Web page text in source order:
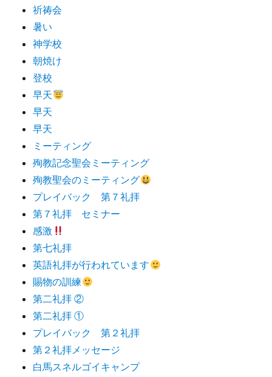
祈祷会
暑い
神学校
朝焼け
登校
早天
早天
早天
ミーティング
殉教記念聖会ミーティング
殉教聖会のミーティング
プレイバック 第７礼拝
第７礼拝 セミナー
感激
第七礼拝
英語礼拝が行われています
賜物の訓練
第二礼拝 ②
第二礼拝 ①
プレイバック 第２礼拝
第２礼拝メッセージ
白馬スネルゴイキャンプ